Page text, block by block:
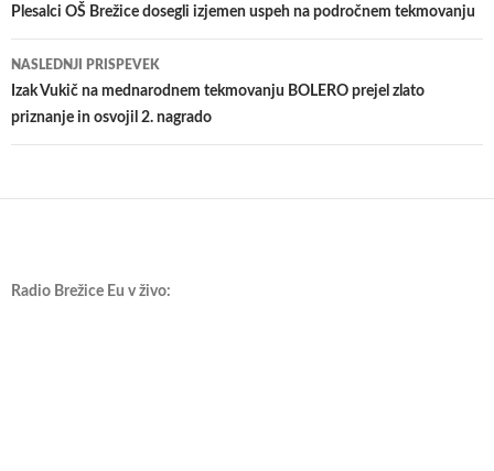
po
prispevkih
Plesalci OŠ Brežice dosegli izjemen uspeh na področnem tekmovanju
NASLEDNJI PRISPEVEK
Izak Vukič na mednarodnem tekmovanju BOLERO prejel zlato
priznanje in osvojil 2. nagrado
Radio Brežice Eu v živo: